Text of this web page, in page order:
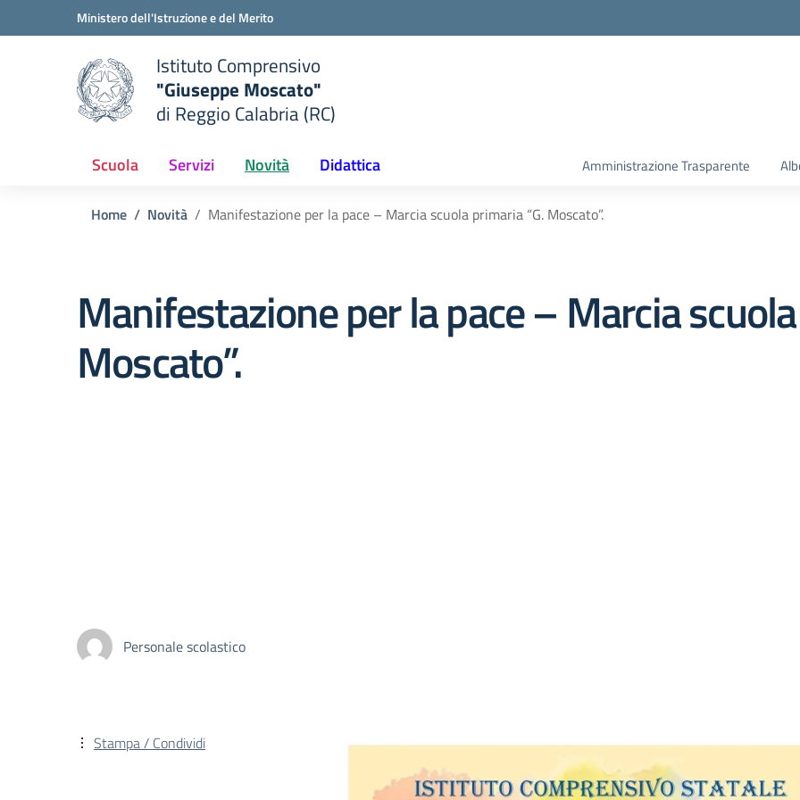
Vai ai contenuti
Vai al menu di navigazioneMinistero dell'Istruzione e del Merito
scuola
Istituto Comprensivo
"Giuseppe Moscato"
di Reggio Calabria (RC)
Scuola Servizi Novità Didattica Amministrazione Trasparente
Home Novità Manifestazione per la pace – Marcia scuola primaria “G. Moscato”.
Manifestazione per la pace – Marcia
Moscato”.
Personale scolastico
Stampa / Condividi